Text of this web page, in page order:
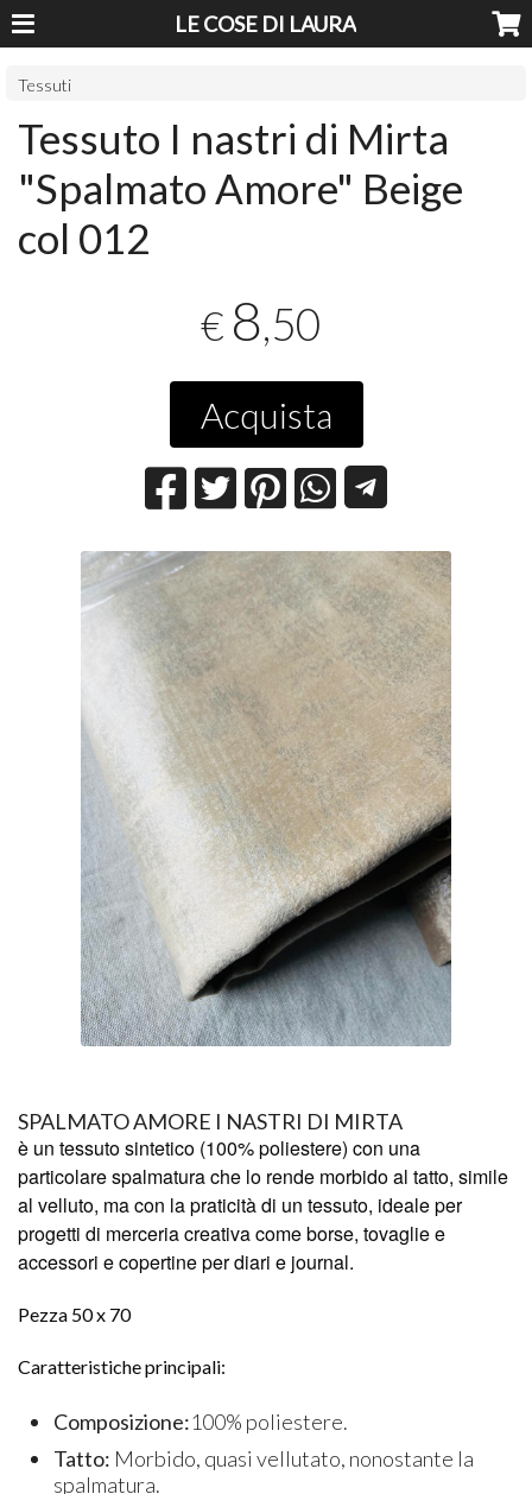
LE COSE DI LAURA
Tessuti
Tessuto I nastri di Mirta
"Spalmato Amore" Beige
col 012
€ 8,50
Acquista
SPALMATO AMORE I NASTRI DI MIRTA
è un tessuto sintetico (100% poliestere) con una
particolare spalmatura che lo rende morbido al tatto, simile
al velluto, ma con la praticità di un tessuto, ideale per
progetti di merceria creativa come borse, tovaglie e
accessori e copertine per diari e journal.
Pezza 50 x 70
Caratteristiche principali:
Composizione:100% poliestere.
Tatto: Morbido, quasi vellutato, nonostante la
spalmatura.